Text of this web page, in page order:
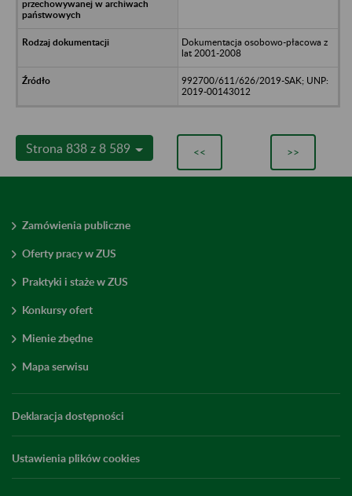
Dokumentacja osobowo-płacowa z
lat 2001-2008
992700/611/626/2019-SAK; UNP:
2019-00143012
Strona 838 z 8 589 << >>
Zamówienia publiczne
Oferty pracy w ZUS
Praktyki i staże w ZUS
Konkursy ofert
Mienie zbędne
Mapa serwisu
Deklaracja dostępności
Ustawienia plików cookies